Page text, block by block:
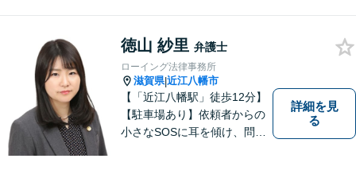
にまずは遠慮なくご相談くだ
さい。
徳山 紗里 弁護士
ローイング法律事務所
滋賀県|近江八幡市
【「近江八幡駅」徒歩12分】
【駐車場あり】依頼者からの
小さなSOSに耳を傾け、問題
詳細を見
る